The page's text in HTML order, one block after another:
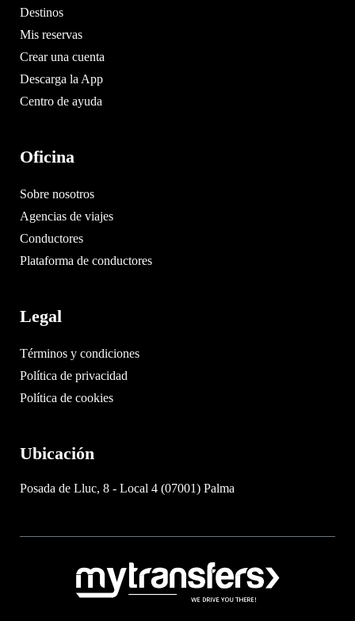
Destinos
Mis reservas
Crear una cuenta
Descarga la App
Centro de ayuda
Oficina
Sobre nosotros
Agencias de viajes
Conductores
Plataforma de conductores
Legal
Términos y condiciones
Política de privacidad
Política de cookies
Ubicación
Posada de Lluc, 8 - Local 4 (07001) Palma